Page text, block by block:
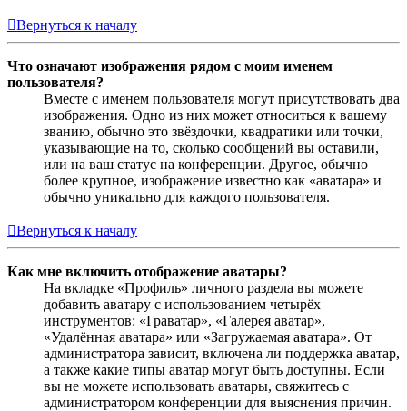
Вернуться к началу
Что означают изображения рядом с моим именем
пользователя?
Вместе с именем пользователя могут присутствовать два
изображения. Одно из них может относиться к вашему
званию, обычно это звёздочки, квадратики или точки,
указывающие на то, сколько сообщений вы оставили,
или на ваш статус на конференции. Другое, обычно
более крупное, изображение известно как «аватара» и
обычно уникально для каждого пользователя.
Вернуться к началу
Как мне включить отображение аватары?
На вкладке «Профиль» личного раздела вы можете
добавить аватару с использованием четырёх
инструментов: «Граватар», «Галерея аватар»,
«Удалённая аватара» или «Загружаемая аватара». От
администратора зависит, включена ли поддержка аватар,
а также какие типы аватар могут быть доступны. Если
вы не можете использовать аватары, свяжитесь с
администратором конференции для выяснения причин.